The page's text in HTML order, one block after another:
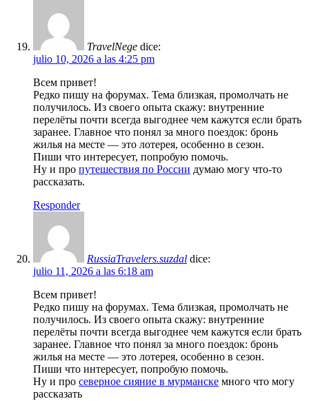
TravelNege dice:
julio 10, 2026 a las 4:25 pm
Всем привет!
Редко пишу на форумах. Тема близкая, промолчать не
получилось. Из своего опыта скажу: внутренние
перелёты почти всегда выгоднее чем кажутся если брать
заранее. Главное что понял за много поездок: бронь
жилья на месте — это лотерея, особенно в сезон.
Пиши что интересует, попробую помочь.
Ну и про путешествия по России думаю могу что-то
рассказать.
Responder
RussiaTravelers.suzdal dice:
julio 11, 2026 a las 6:18 am
Всем привет!
Редко пишу на форумах. Тема близкая, промолчать не
получилось. Из своего опыта скажу: внутренние
перелёты почти всегда выгоднее чем кажутся если брать
заранее. Главное что понял за много поездок: бронь
жилья на месте — это лотерея, особенно в сезон.
Пиши что интересует, попробую помочь.
Ну и про северное сияние в мурманске много что могу
рассказать